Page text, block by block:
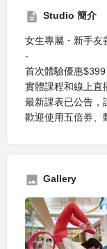
Studio 簡介
女生專屬・新手友
-
首次體驗優惠$399
實體課程和線上直
最新課表已公告，
歡迎使用五倍券、
Gallery